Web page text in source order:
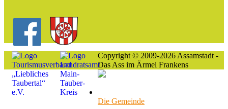
Copyright © 2009-2026 Assamstadt -
Das Ass im Ärmel Frankens
Die Gemeinde